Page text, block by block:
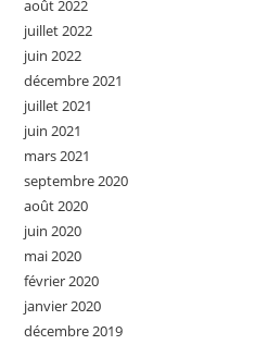
août 2022
juillet 2022
juin 2022
décembre 2021
juillet 2021
juin 2021
mars 2021
septembre 2020
août 2020
juin 2020
mai 2020
février 2020
janvier 2020
décembre 2019